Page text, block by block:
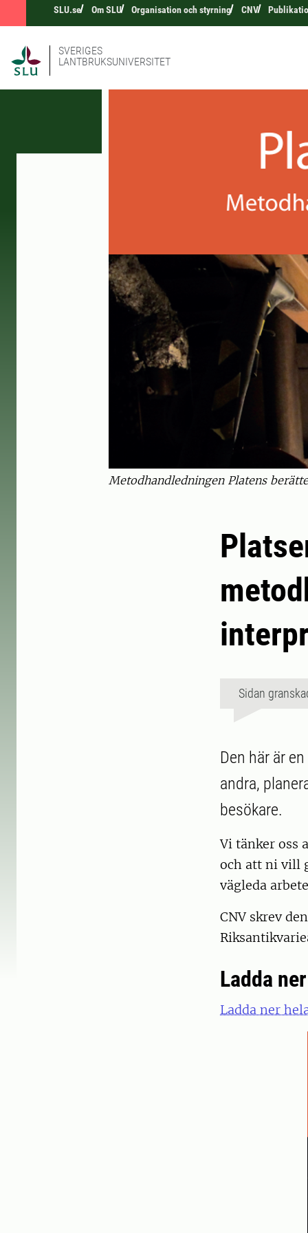
SLU.se Om SLU Organisation och styrning CNV
SVERIGES
LANTBRUKSUNIVERSITET
Metodhandledningen Platens
Sidan
Den här är
andra,
besökare.
Vi tänker oss
och att ni vill
vägleda
CNV skrev
Ladda ner
Ladda ner